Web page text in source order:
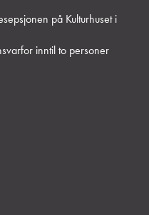
på Kulturhuset i
inntil to personer